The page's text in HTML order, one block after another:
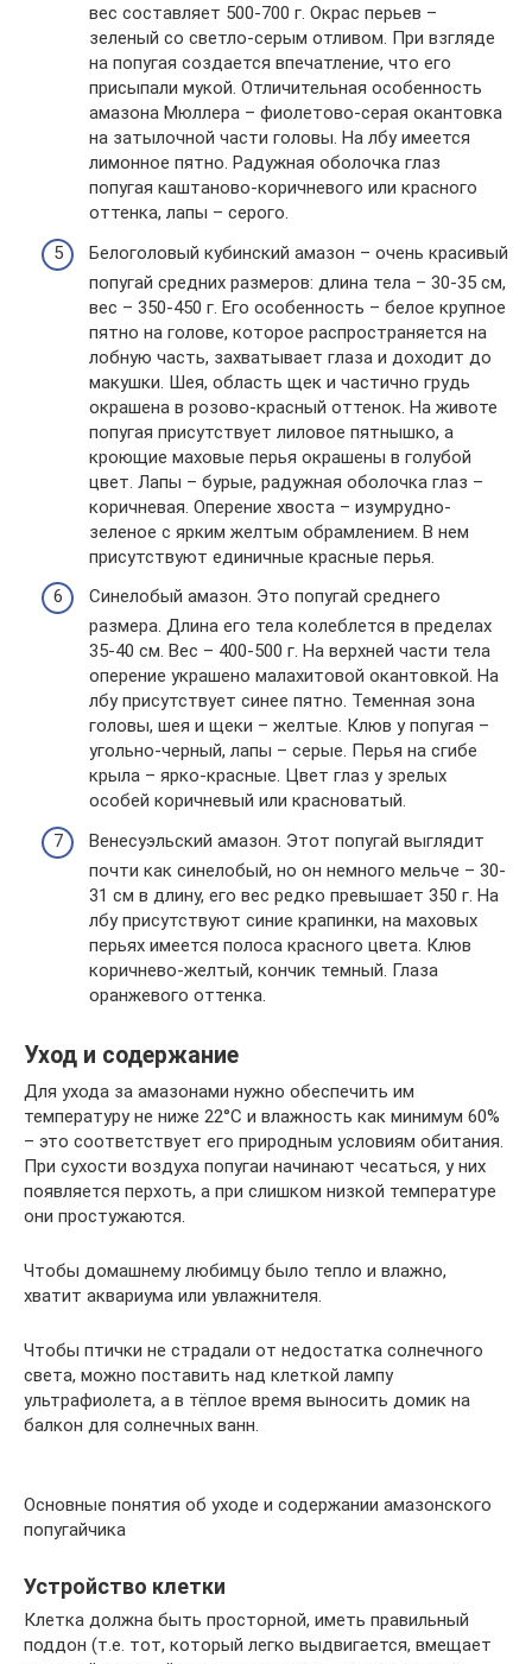
вес составляет 500-700 г. Окрас перьев –
зеленый со светло-серым отливом. При взгляде
на попугая создается впечатление, что его
присыпали мукой. Отличительная особенность
амазона Мюллера – фиолетово-серая окантовка
на затылочной части головы. На лбу имеется
лимонное пятно. Радужная оболочка глаз
попугая каштаново-коричневого или красного
оттенка, лапы – серого.
Белоголовый кубинский амазон – очень красивый
попугай средних размеров: длина тела – 30-35 см,
вес – 350-450 г. Его особенность – белое крупное
пятно на голове, которое распространяется на
лобную часть, захватывает глаза и доходит до
макушки. Шея, область щек и частично грудь
окрашена в розово-красный оттенок. На животе
попугая присутствует лиловое пятнышко, а
кроющие маховые перья окрашены в голубой
цвет. Лапы – бурые, радужная оболочка глаз –
коричневая. Оперение хвоста – изумрудно-
зеленое с ярким желтым обрамлением. В нем
присутствуют единичные красные перья.
Синелобый амазон. Это попугай среднего
размера. Длина его тела колеблется в пределах
35-40 см. Вес – 400-500 г. На верхней части тела
оперение украшено малахитовой окантовкой. На
лбу присутствует синее пятно. Теменная зона
головы, шея и щеки – желтые. Клюв у попугая –
угольно-черный, лапы – серые. Перья на сгибе
крыла – ярко-красные. Цвет глаз у зрелых
особей коричневый или красноватый.
Венесуэльский амазон. Этот попугай выглядит
почти как синелобый, но он немного мельче – 30-
31 см в длину, его вес редко превышает 350 г. На
лбу присутствуют синие крапинки, на маховых
перьях имеется полоса красного цвета. Клюв
коричнево-желтый, кончик темный. Глаза
оранжевого оттенка.
Уход и содержание
Для ухода за амазонами нужно обеспечить им
температуру не ниже 22°С и влажность как минимум 60%
– это соответствует его природным условиям обитания.
При сухости воздуха попугаи начинают чесаться, у них
появляется перхоть, а при слишком низкой температуре
они простужаются.
Чтобы домашнему любимцу было тепло и влажно,
хватит аквариума или увлажнителя.
Чтобы птички не страдали от недостатка солнечного
света, можно поставить над клеткой лампу
ультрафиолета, а в тёплое время выносить домик на
балкон для солнечных ванн.
Основные понятия об уходе и содержании амазонского
попугайчика
Устройство клетки
Клетка должна быть просторной, иметь правильный
поддон (т.е. тот, который легко выдвигается, вмещает